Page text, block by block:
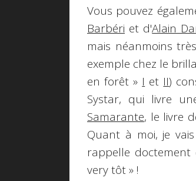
Vous pouvez
Barbéri et d'Alain
mais néanmoins
exemple chez le
en forêt » I et II)
Systar, qui livre
Samarante, le livre
Quant à moi, je
rappelle
very tôt » !